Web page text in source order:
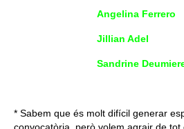
Angelina Ferrero
Jillian Adel
Sandrine
* Sabem que és molt difícil generar
convocatòria, però volem agrair de